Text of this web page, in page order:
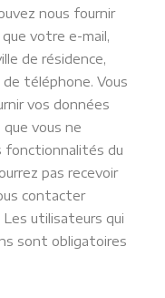
nous fournir
votre e-mail,
de résidence,
téléphone. Vous
vos données
vous ne
fonctionnalités du
pas recevoir
contacter
utilisateurs qui
sont obligatoires